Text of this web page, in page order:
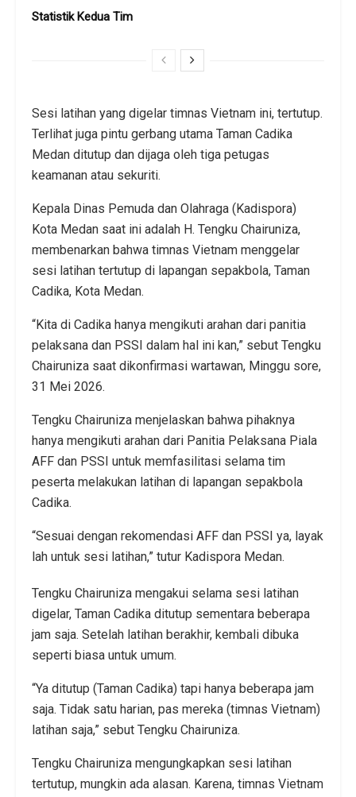
Statistik Kedua Tim
Sesi latihan yang digelar timnas Vietnam ini, tertutup.
Terlihat juga pintu gerbang utama Taman Cadika
Medan ditutup dan dijaga oleh tiga petugas
keamanan atau sekuriti.
Kepala Dinas Pemuda dan Olahraga (Kadispora)
Kota Medan saat ini adalah H. Tengku Chairuniza,
membenarkan bahwa timnas Vietnam menggelar
sesi latihan tertutup di lapangan sepakbola, Taman
Cadika, Kota Medan.
“Kita di Cadika hanya mengikuti arahan dari panitia
pelaksana dan PSSI dalam hal ini kan,” sebut Tengku
Chairuniza saat dikonfirmasi wartawan, Minggu sore,
31 Mei 2026.
Tengku Chairuniza menjelaskan bahwa pihaknya
hanya mengikuti arahan dari Panitia Pelaksana Piala
AFF dan PSSI untuk memfasilitasi selama tim
peserta melakukan latihan di lapangan sepakbola
Cadika.
“Sesuai dengan rekomendasi AFF dan PSSI ya, layak
lah untuk sesi latihan,” tutur Kadispora Medan.
Tengku Chairuniza mengakui selama sesi latihan
digelar, Taman Cadika ditutup sementara beberapa
jam saja. Setelah latihan berakhir, kembali dibuka
seperti biasa untuk umum.
“Ya ditutup (Taman Cadika) tapi hanya beberapa jam
saja. Tidak satu harian, pas mereka (timnas Vietnam)
latihan saja,” sebut Tengku Chairuniza.
Tengku Chairuniza mengungkapkan sesi latihan
tertutup, mungkin ada alasan. Karena, timnas Vietnam